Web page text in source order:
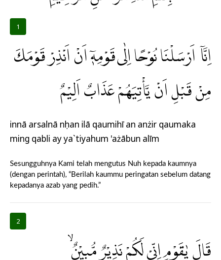
1
اِنَّآ اَرْسَلْنَا نُوْحًا اِلٰى قَوْمِهٖٓ اَنْ اَنْذِرْ قَوْمَكَ
مِنْ قَبْلِ اَنْ يَّأْتِيَهُمْ عَذَابٌ اَلِيْمٌ
innā arsalnā nụhan ilā qaumihī an anżir qaumaka
ming qabli ay ya`tiyahum 'ażābun alīm
Sesungguhnya Kami telah mengutus Nuh kepada kaumnya
(dengan perintah), “Berilah kaummu peringatan sebelum datang
kepadanya azab yang pedih.”
2
قَالَ يٰقَوْمِ اِنِّيْ لَكُمْ نَذِيْرٌ مُّبِيْنٌۙ